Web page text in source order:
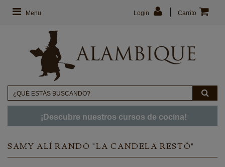
Menu Carrito
Login
¡Descubre nuestros cursos de cocina!
SAMY ALÍ RANDO "LA CANDELA RESTÓ"